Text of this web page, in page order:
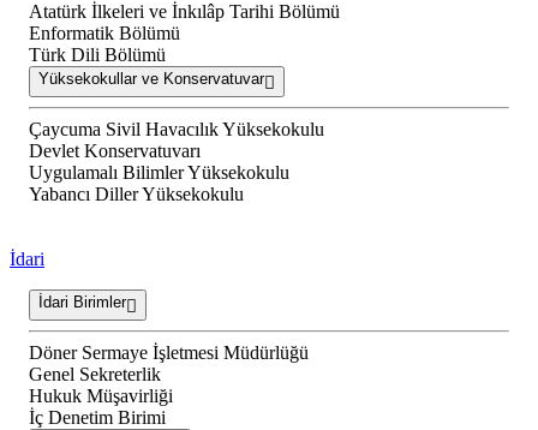
Atatürk İlkeleri ve İnkılâp Tarihi Bölümü
Enformatik Bölümü
Türk Dili Bölümü
Yüksekokullar ve Konservatuvar
Çaycuma Sivil Havacılık Yüksekokulu
Devlet Konservatuvarı
Uygulamalı Bilimler Yüksekokulu
Yabancı Diller Yüksekokulu
İdari
İdari Birimler
Döner Sermaye İşletmesi Müdürlüğü
Genel Sekreterlik
Hukuk Müşavirliği
İç Denetim Birimi